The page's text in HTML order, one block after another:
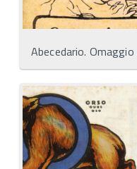
Abecedario.